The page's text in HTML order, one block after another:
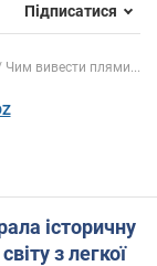
Підписатися
Чим вивести плями...
історичну
з легкої